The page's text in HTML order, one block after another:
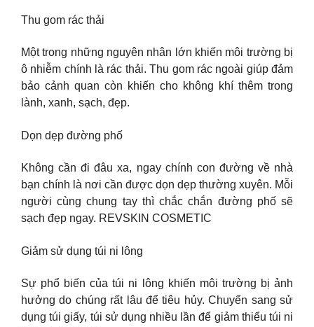
Thu gom rác thải
Một trong những nguyên nhân lớn khiến môi trường bị
ô nhiễm chính là rác thải. Thu gom rác ngoài giúp đảm
bảo cảnh quan còn khiến cho không khí thêm trong
lành, xanh, sạch, đẹp.
Dọn dẹp đường phố
Không cần đi đâu xa, ngay chính con đường về nhà
bạn chính là nơi cần được dọn dẹp thường xuyên. Mỗi
người cùng chung tay thì chắc chắn đường phố sẽ
sạch đẹp ngay. REVSKIN COSMETIC
Giảm sử dụng túi ni lông
Sự phổ biến của túi ni lông khiến môi trường bị ảnh
hưởng do chúng rất lâu để tiêu hủy. Chuyển sang sử
dụng túi giấy, túi sử dụng nhiều lần để giảm thiểu túi ni